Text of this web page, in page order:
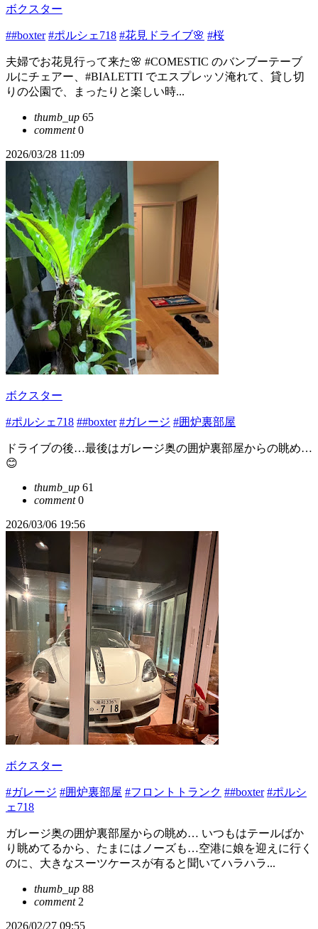
ボクスター
##boxter #ポルシェ718 #花見ドライブ🌸 #桜
夫婦でお花見行って来た🌸 #COMESTIC のバンブーテーブ
ルにチェアー、#BIALETTI でエスプレッソ淹れて、貸し切
りの公園で、まったりと楽しい時...
thumb_up 65
comment0
2026/03/28 11:09
ボクスター
#ポルシェ718 ##boxter #ガレージ #囲炉裏部屋
ドライブの後…最後はガレージ奥の囲炉裏部屋からの眺め…
😊
thumb_up 61
comment0
2026/03/06 19:56
ボクスター
#ガレージ #囲炉裏部屋 #フロントトランク ##boxter #ポルシ
ェ718
ガレージ奥の囲炉裏部屋からの眺め… いつもはテールばか
り眺めてるから、たまにはノーズも…空港に娘を迎えに行く
のに、大きなスーツケースが有ると聞いてハラハラ...
thumb_up 88
comment2
2026/02/27 09:55